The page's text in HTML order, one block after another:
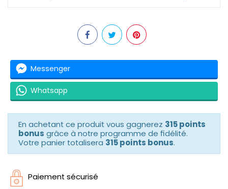
Messenger
Whatsapp
En achetant ce produit vous gagnerez 315 points
bonus grâce à notre programme de fidélité.
Votre panier totalisera 315 points bonus.
Paiement sécurisé